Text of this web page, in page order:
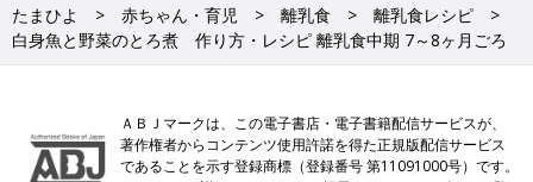
たまひよ 赤ちゃん・育児 離乳食
離乳食レシピ
白身魚と野菜のとろ煮 作り方・レシピ 離乳食中期 7～8ヶ月ごろ
ＡＢＪマークは、この電子書店・電子書籍配信サービスが、
著作権者からコンテンツ使用許諾を得た正規版配信サービス
であることを示す登録商標（登録番号 第11091000号）です。